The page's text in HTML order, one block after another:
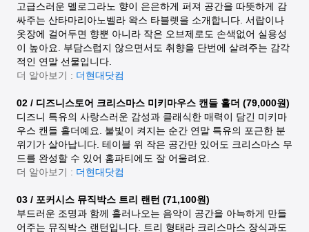
고급스러운 멜로그라노 향이 은은하게 퍼져 공간을 따뜻하게 감
싸주는 산타마리아노벨라 왁스 타블렛을 소개합니다. 서랍이나
옷장에 걸어두면 향뿐 아니라 작은 오브제로도 손색없어 실용성
이 높아요. 부담스럽지 않으면서도 취향을 단번에 살려주는 감각
적인 연말 선물입니다.
더 알아보기 : 더현대닷컴
02 / 디즈니스토어 크리스마스 미키마우스 캔들 홀더 (79,000원)
디즈니 특유의 사랑스러운 감성과 클래식한 매력이 담긴 미키마
우스 캔들 홀더예요. 불빛이 켜지는 순간 연말 특유의 포근한 분
위기가 살아납니다. 테이블 위 작은 공간만 있어도 크리스마스 무
드를 완성할 수 있어 홈파티에도 잘 어울려요.
더 알아보기 : 더현대닷컴
03 / 포커시스 뮤직박스 트리 랜턴 (71,100원)
부드러운 조명과 함께 흘러나오는 음악이 공간을 아늑하게 만들
어주는 뮤직박스 랜턴입니다. 트리 형태라 크리스마스 장식과도